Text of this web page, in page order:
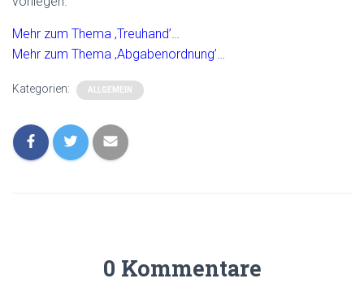
Mehr zum Thema ‚Treuhand’…
Mehr zum Thema ‚Abgabenordnung’…
Kategorien: ALLGEMEIN
0 Kommentare